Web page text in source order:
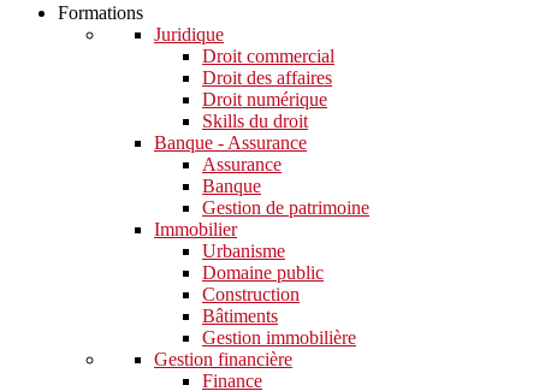
Formations
Juridique
Droit commercial
Droit des affaires
Droit numérique
Skills du droit
Banque - Assurance
Assurance
Banque
Gestion de patrimoine
Immobilier
Urbanisme
Domaine public
Construction
Bâtiments
Gestion immobilière
Gestion financière
Finance